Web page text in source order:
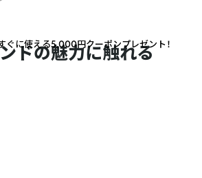
ドの魅力に触れる
ぐに使える5,000円クーポンプレゼント！